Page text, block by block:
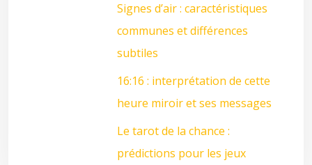
Signes d’air : caractéristiques
communes et différences
subtiles
16:16 : interprétation de cette
heure miroir et ses messages
Le tarot de la chance :
prédictions pour les jeux